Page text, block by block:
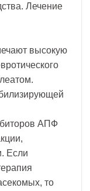
Лечение
высокую
АПФ
Если
то